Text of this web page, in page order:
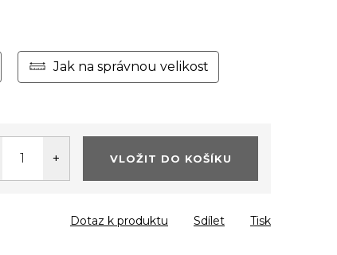
Jak na správnou velikost
VLOŽIT DO KOŠÍKU
Tisk
Dotaz k produktu Sdílet